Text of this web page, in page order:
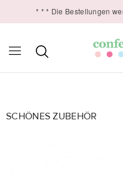
* * * Die Bestellungen
SCHÖNES ZUBEHÖR